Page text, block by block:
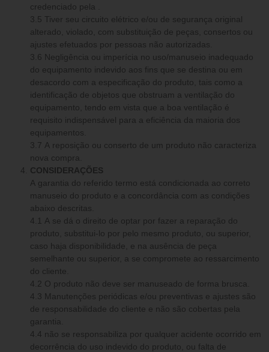
credenciado pela .
3.5 Tiver seu circuito elétrico e/ou de segurança original
alterado, violado, com substituição de peças, consertos ou
ajustes efetuados por pessoas não autorizadas.
3.6 Negligência ou imperícia no uso/manuseio inadequado
do equipamento indevido aos fins que se destina ou em
desacordo com a especificação do produto, tais como a
identificação de objetos que obstruam a ventilação do
equipamento, tendo em vista que a boa ventilação é
requisito indispensável para a eficiência da maioria dos
equipamentos.
3.7 A reposição ou conserto de um produto não caracteriza
nova compra.
CONSIDERAÇÕES
A garantia do referido termo está condicionada ao correto
manuseio do produto e a concordância com as condições
abaixo descritas.
4.1 A se dá o direito de optar por fazer a reparação do
produto, substitui-lo por pelo mesmo produto, ou superior,
caso haja disponibilidade, e na ausência de peça
semelhante ou superior, a se compromete ao ressarcimento
do cliente.
4.2 O produto não deve ser manuseado de forma brusca.
4.3 Manutenções periódicas e/ou preventivas e ajustes são
de responsabilidade do cliente e não são cobertas pela
garantia.
4.4 não se responsabiliza por qualquer acidente ocorrido em
decorrência do uso indevido do produto, ou falta de